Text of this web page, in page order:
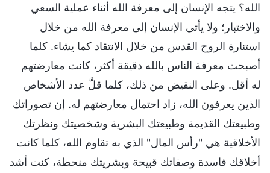
الله؟ يتجه الإنسان إلى معرفة الله أثناء عملية السعي
والاختبار؛ ولا يأتي الإنسان إلى معرفة الله من خلال
استنارة الروح القدس من خلال الانتقاد كما يشاء. كلما
أصبحت معرفة الناس بالله دقيقة أكثر، كانت معارضتهم
له أقل. وعلى النقيض من ذلك، كلما قلَّ عدد الأشخاص
الذين يعرفون الله، زاد احتمال معارضتهم له. إن تصوراتك
وطبيعتك القديمة وطبيعتك البشرية وشخصيتك ونظرتك
الأخلاقية هي "رأس المال" الذي به تقاوم الله، كلما كانت
أخلاقك فاسدة وصفاتك قبيحة وبشريتك منحطة، كنت أشد